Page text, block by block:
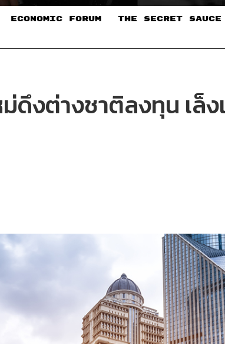
ECONOMIC FORUM THE SECRET SAUCE​
ดึงต่างชาติลงทุน เล็